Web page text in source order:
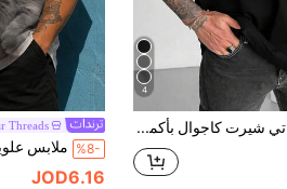
4
بلوزة تي شيرت كاجوال بأكمام قصيرة مطبوع عليها "ميلانو إيطاليا" للرجال ذوي الحجم الكبير Threads
%8-
JOD6.16